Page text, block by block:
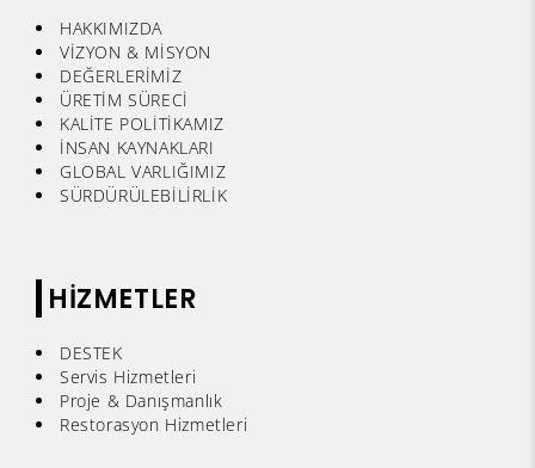
HAKKIMIZDA
VİZYON & MİSYON
DEĞERLERİMİZ
ÜRETİM SÜRECİ
KALİTE POLİTİKAMIZ
İNSAN KAYNAKLARI
GLOBAL VARLIĞIMIZ
SÜRDÜRÜLEBİLİRLİK
HİZMETLER
DESTEK
Servis Hizmetleri
Proje & Danışmanlık
Restorasyon Hizmetleri